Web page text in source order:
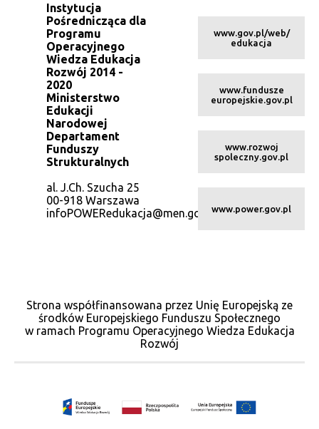
Instytucja
Pośrednicząca dla
Programu
Operacyjnego
Wiedza Edukacja
Rozwój 2014 -
2020
Ministerstwo
Edukacji
Narodowej
Departament
Funduszy
Strukturalnych
al. J.Ch. Szucha 25
00-918 Warszawa
infoPOWERedukacja@men.gov.pl
www.gov.pl/web/
edukacja
www.fundusze
europejskie.gov.pl
www.rozwoj
spoleczny.gov.pl
www.power.gov.pl
Strona współfinansowana przez Unię Europejską ze
środków Europejskiego Funduszu Społecznego
w ramach Programu Operacyjnego Wiedza Edukacja
Rozwój